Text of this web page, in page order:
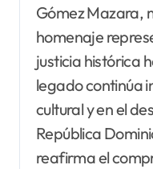
Gómez Mazara,
homenaje
justicia histórica
legado continúa
cultural y en el
República
reafirma el